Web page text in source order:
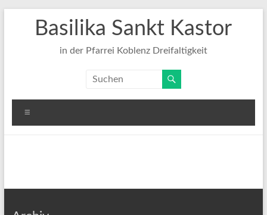
springenBasilika Sankt Kastor
in der Pfarrei Koblenz Dreifaltigkeit